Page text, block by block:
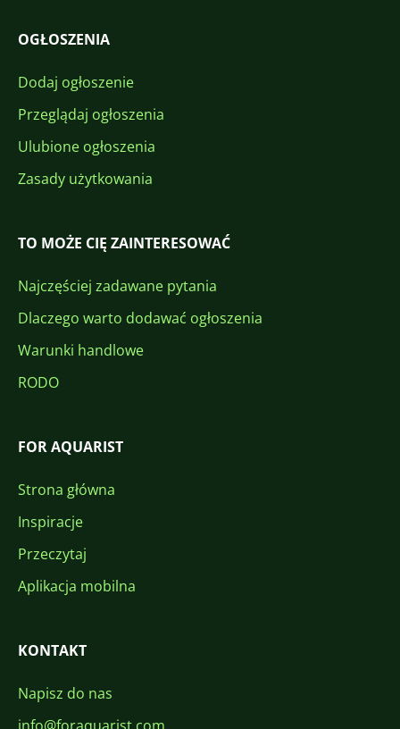
OGŁOSZENIA
Dodaj ogłoszenie
Przeglądaj ogłoszenia
Ulubione ogłoszenia
Zasady użytkowania
TO MOŻE CIĘ ZAINTERESOWAĆ
Najczęściej zadawane pytania
Dlaczego warto dodawać ogłoszenia
Warunki handlowe
RODO
FOR AQUARIST
Strona główna
Inspiracje
Przeczytaj
Aplikacja mobilna
KONTAKT
Napisz do nas